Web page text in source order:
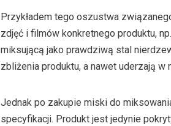
Przykładem tego oszustwa
zdjęć i filmów konkretnego produktu,
miksującą jako prawdziwą stal
zbliżenia produktu, a nawet uderzają w
Jednak po zakupie miski do
specyfikacji. Produkt jest jedynie